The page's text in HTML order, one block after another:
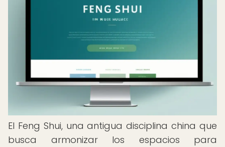
El Feng Shui, una antigua disciplina china que
busca armonizar los espacios para